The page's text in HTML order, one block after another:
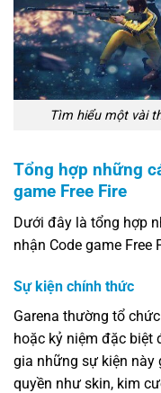
Tìm hiểu một vài
Tổng hợp những
game Free Fire
Dưới đây là tổng hợp
nhận Code game Free
Sự kiện chính thức
Garena thường tổ
hoặc kỷ niệm đặc biệt
gia những sự kiện
quyền như skin, kim